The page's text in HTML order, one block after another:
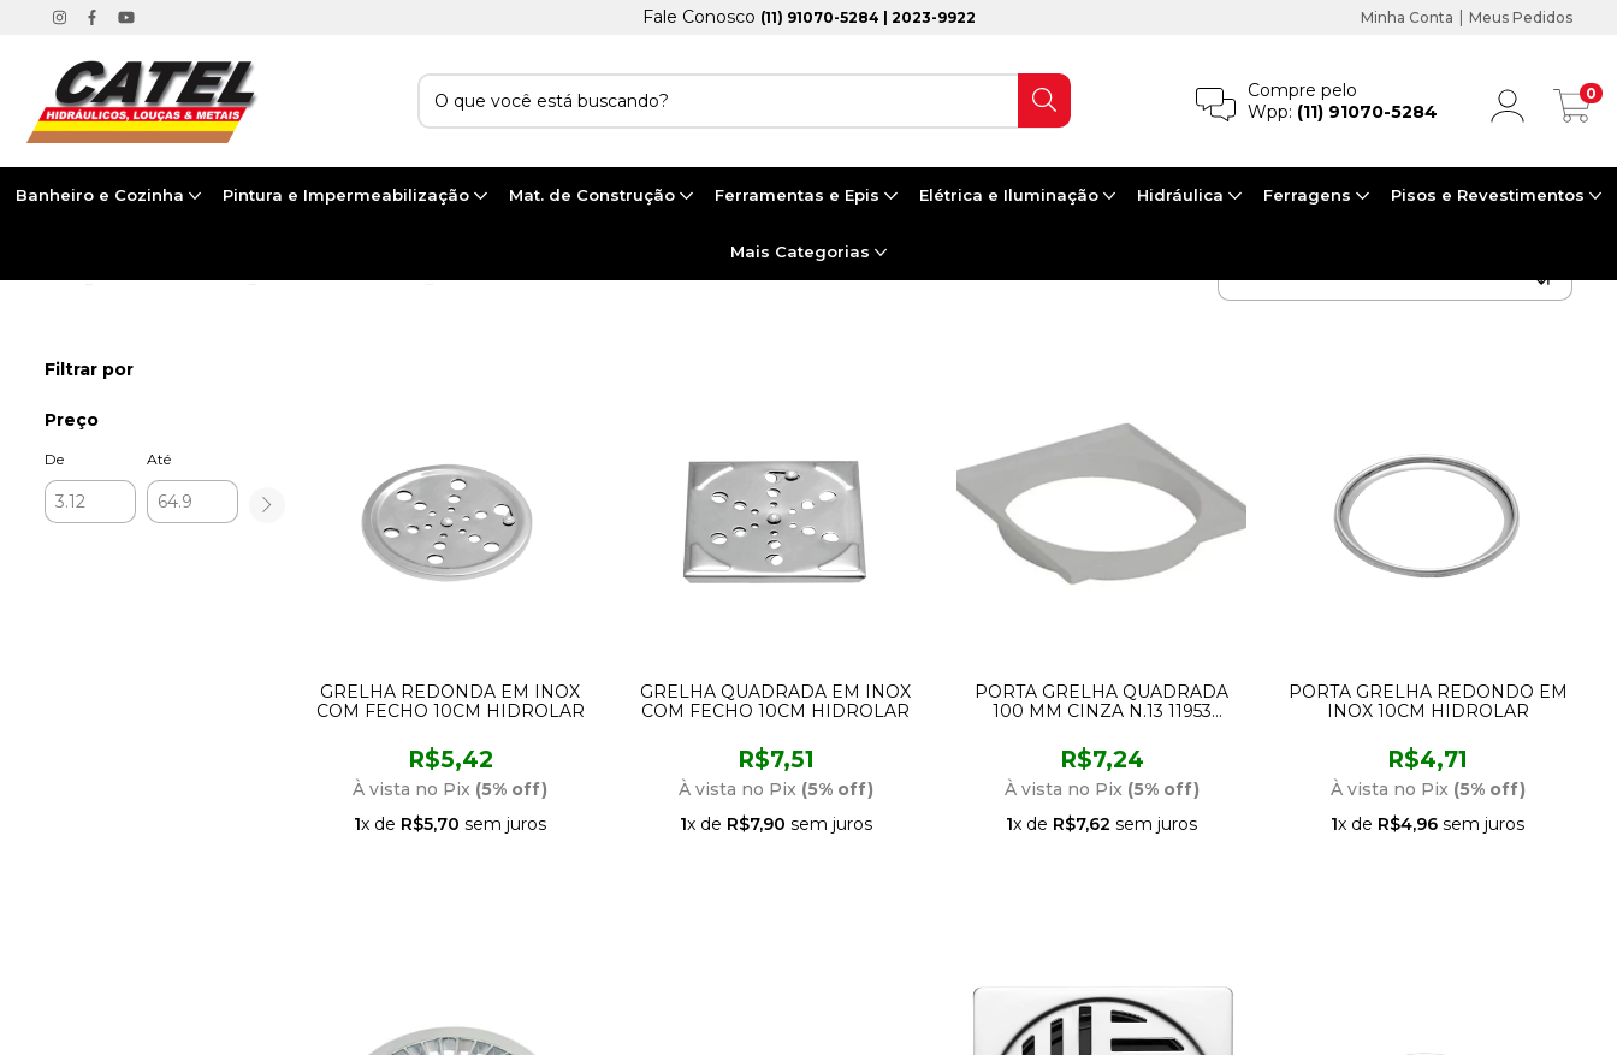
Fale Conosco (11) 91070-5284 | 2023-9922 Minha Conta | Meus Pedidos
Compre pelo
Wpp: (11) 91070-5284
0
Banheiro e Cozinha Pintura e Impermeabilização Mat. de Construção Ferramentas e Epis Elétrica e Iluminação Hidráulica Ferragens Pisos e Revestimentos
Mais Categorias
Filtrar por
Preço
De Até
GRELHA REDONDA EM INOX
COM FECHO 10CM HIDROLAR
R$5,42
À vista no Pix (5% off)
1x de R$5,70 sem juros
GRELHA QUADRADA EM INOX
COM FECHO 10CM HIDROLAR
R$7,51
À vista no Pix (5% off)
1x de R$7,90 sem juros
PORTA GRELHA QUADRADA
100 MM CINZA N.13 11953
R$7,24
À vista no Pix (5% off)
1x de R$7,62 sem juros
PORTA GRELHA REDONDO EM
INOX 10CM HIDROLAR
R$4,71
À vista no Pix (5% off)
1x de R$4,96 sem juros